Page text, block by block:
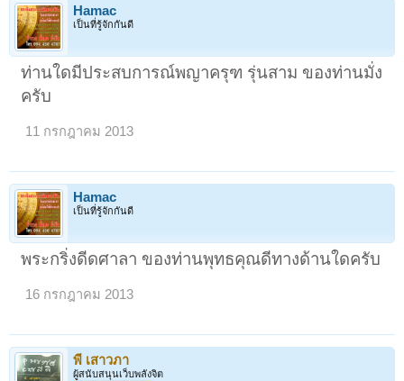
Hamac
เป็นที่รู้จักกันดี
ท่านใดมีประสบการณ์พญาครุฑ รุ่นสาม ของท่านมั่ง
ครับ
11 กรกฎาคม 2013
Hamac
เป็นที่รู้จักกันดี
พระกริ่งดีดศาลา ของท่านพุทธคุณดีทางด้านใดครับ
16 กรกฎาคม 2013
พี เสาวภา
ผู้สนับสนุนเว็บพลังจิต